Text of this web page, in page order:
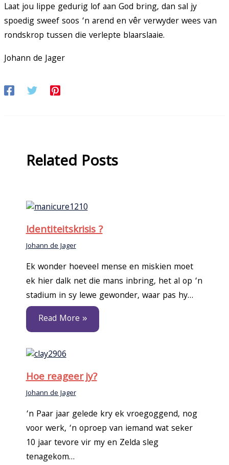
Laat jou lippe gedurig lof aan God bring, dan sal jy
spoedig sweef soos ‘n arend en vêr verwyder wees van
rondskrop tussen die verlepte blaarslaaie.
Johann de Jager
Related Posts
Identiteitskrisis ?
Johann de Jager
Ek wonder hoeveel mense en miskien moet
ek hier dalk net die mans inbring, het al op ‘n
stadium in sy lewe gewonder, waar pas hy…
Read More »
Hoe reageer jy?
Johann de Jager
‘n Paar jaar gelede kry ek vroegoggend, nog
voor werk, ‘n oproep van iemand wat seker
10 jaar tevore vir my en Zelda sleg
tenagekom…